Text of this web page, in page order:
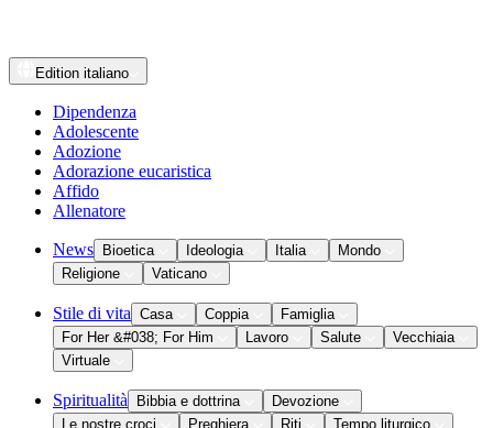
Edition italiano
Dipendenza
Adolescente
Adozione
Adorazione eucaristica
Affido
Allenatore
News Bioetica Ideologia Italia
Mondo
Religione
Vaticano
Stile di vita Casa Coppia
Famiglia
For Her &#038; For Him
Lavoro Salute
Vecchiaia
Virtuale
Spiritualità Bibbia e dottrina
Devozione
Le nostre croci
Preghiera Riti
Tempo liturgico